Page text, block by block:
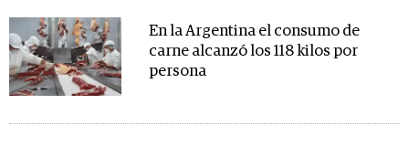
En la Argentina el consumo de
carne alcanzó los 118 kilos por
persona